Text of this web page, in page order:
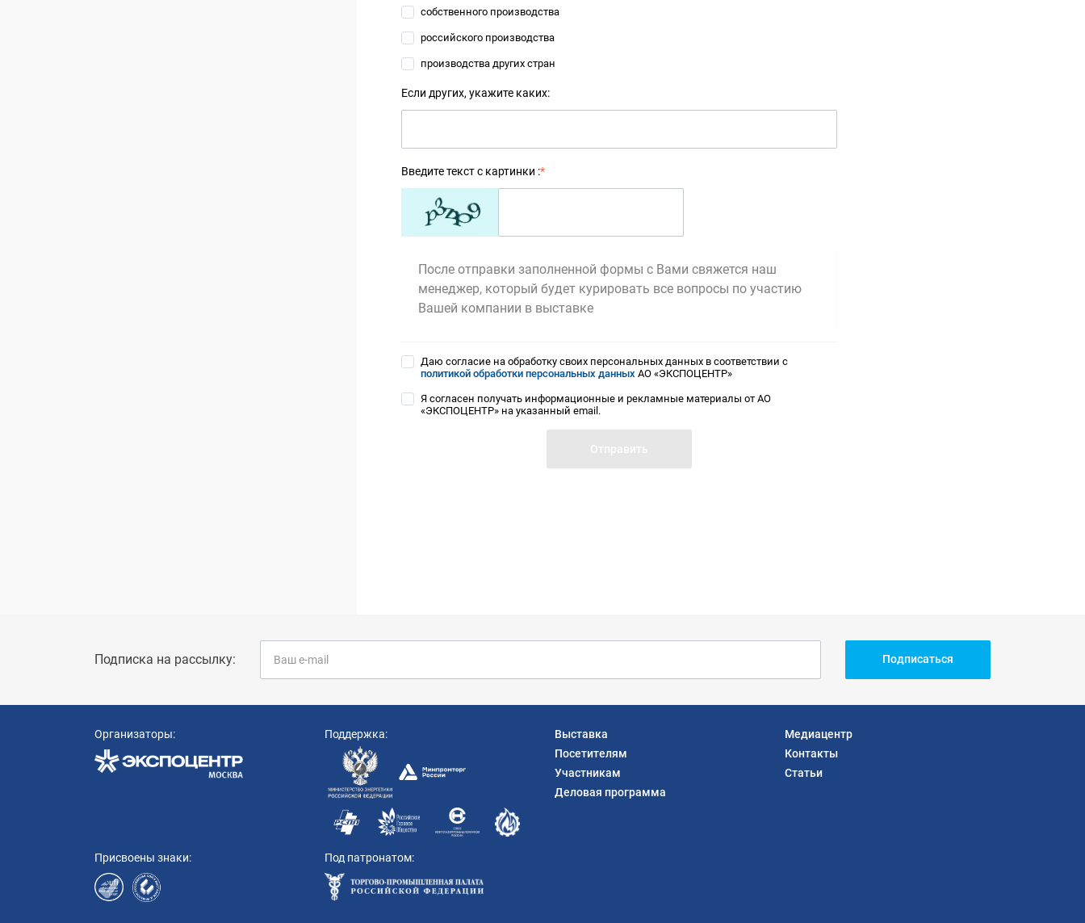
собственного производства
российского производства
производства других стран
Если других, укажите каких:
Введите текст с картинки :*
После отправки заполненной формы с Вами свяжется наш
менеджер, который будет курировать все вопросы по участию
Вашей компании в выставке
Даю согласие на обработку своих персональных данных в соответствии с
политикой обработки персональных данных АО «ЭКСПОЦЕНТР»
Я согласен получать информационные и рекламные материалы от АО
«ЭКСПОЦЕНТР» на указанный email.
Подписка на рассылку: Подписаться
Организаторы:
Присвоены знаки:
Поддержка:
Под патронатом:
Выставка
Посетителям
Участникам
Деловая программа
Медиацентр
Контакты
Статьи